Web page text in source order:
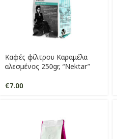
Καφές φίλτρου Καραμέλα
αλεσμένος 250gr, “Nektar”
€7.00